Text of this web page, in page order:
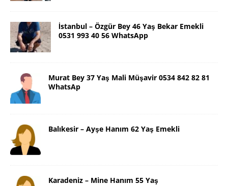
İstanbul – Özgür Bey 46 Yaş Bekar Emekli
0531 993 40 56 WhatsApp
Murat Bey 37 Yaş Mali Müşavir 0534 842 82 81
WhatsAp
Balıkesir – Ayşe Hanım 62 Yaş Emekli
Karadeniz – Mine Hanım 55 Yaş